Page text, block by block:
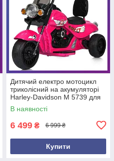
Дитячий електро мотоцикл
триколісний на акумуляторі
Harley-Davidson M 5739 для
дітей 3-8 років Рожевий
В наявності
6 499 ₴ 6 999 ₴
Купити